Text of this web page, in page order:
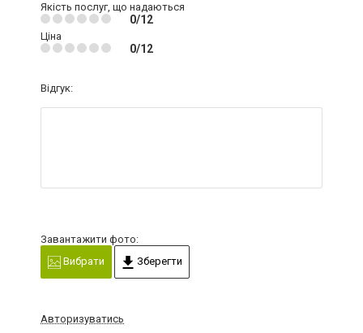
Якість послуг, що надаються
0/12
Ціна
0/12
Відгук:
Завантажити фото:
Вибрати
Зберегти
Авторизуватись